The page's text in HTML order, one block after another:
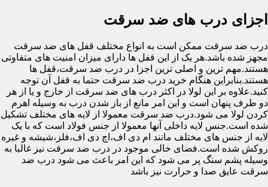
اجزای درب های ضد سرقت
درب ضد سرقت ممکن است به انواع مختلف قفل های ضد سرقت
مجهز شده باشد.هر یک از این قفل ها دارای میزان امنیت های متفاوتی
هستند.مهم ترین و اصلی ترین اجزا در درب ضد سرقت،قفل ها
هستند.بنابراین هنگام خرید درب ضد سرقت حتما به قفل آن توجه
کنید.علاوه بر این لولا در اکثر درب های ضد سرقت از خارج و یا از هر
دو طرف پنهان است و این امر مانع از باز شدن درب به وسیله اهرم
کردن لولا می شود.درب ضد سرقت معمولا از لایه های مختلف تشکیل
شده است.جنس لایه داخلی آنها معمولا از جنس فولاد است که با یک
لایه از جنس های مختلف مانند ام دی اف،اچ دی اف،فلز،شیشه و غیره
روکش شده است.فضای خالی موجود در درب ضد سرقت نیز غالبا به
وسیله پشم سنگ پر می شود که این امر باعث می شود درب ضد
سرقت عایق صدا و حرارت نیز باشد